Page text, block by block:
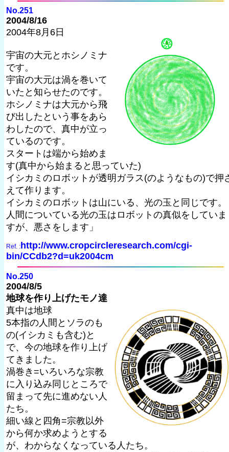
No.251
2004/8/16
2004年8月6日
宇宙の大元とホシノミナ
です。
宇宙の大元は渦を巻いて
いたと知らせたのです。
ホシノミナは大元から飛
び出したという事をあら
わしたので、真中が立っ
ているのです。
スタートは端から始めま
す(真中から始まると思っていた)
イシカミのロボットが透明ガラス(のようなもの)で押
えて作ります。
イシカミのロボットは山にいる、光の玉と同じです。
人間についている光の玉はロボットの真似をしていま
すが、悪さをします」
Ref. : http://www.cropcircleresearch.com/cgi-
bin/CCdb2?d=uk2004cm
No.250
2004/8/5
地球を作り上げたモノ達
真中は地球
5本指の人間とソラのも
の(イシカミも含む)と
で、今の地球を作り上げ
てきました。
渦巻き=いろいろな宗教
に入り込み同じところで
留まって先に進めない人
たち。
細い線と四角=宗教以外
から何か求めようとする
が、わからなくなっている人たち。